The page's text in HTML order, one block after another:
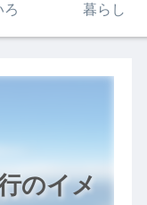
ろ 暮らし
のイメ